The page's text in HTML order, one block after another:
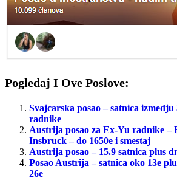
Pogledaj I Ove Poslove:
Svajcarska posao – satnica izmedju
radnike
Austrija posao za Ex-Yu radnike –
Insbruck – do 1650e i smestaj
Austrija posao – 15.9 satnica plus
Posao Austrija – satnica oko 13e
26e